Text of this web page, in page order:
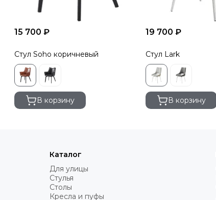
15 700 ₽
Стул Soho коричневый
В корзину
19 700 ₽
Стул Lark
В корзину
Каталог
Для улицы
Стулья
Столы
Кресла и пуфы